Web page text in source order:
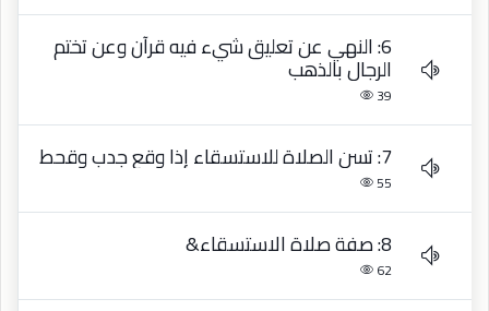
6: النهي عن تعليق شيء فيه قرآن وعن تختم
الرجال بالذهب
39
7: تسن الصلاة للاستسقاء إذا وقع جدب وقحط
55
8: صفة صلاة الاستسقاء&
62